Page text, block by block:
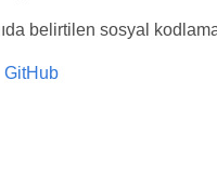
belirtilen sosyal
GitHub